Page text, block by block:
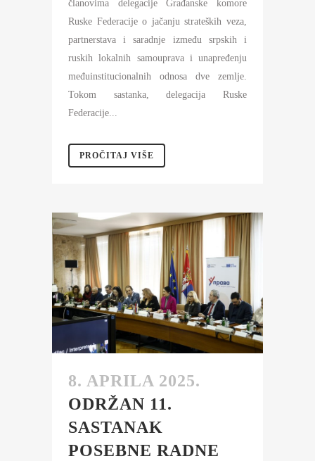
članovima delegacije Građanske komore
Ruske Federacije o jačanju strateških veza,
partnerstava i saradnje između srpskih i
ruskih lokalnih samouprava i unapređenju
međuinstitucionalnih odnosa dve zemlje.
Tokom sastanka, delegacija Ruske
Federacije...
PROČITAJ VIŠE
8. APRILA 2025.
ODRŽAN 11.
SASTANAK
POSEBNE RADNE